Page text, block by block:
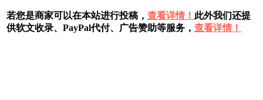
若您是商家可以在本站进行投稿， 查看详情！ 此外我们还提
供软文收录、PayPal代付、广告赞助等服务， 查看详情！